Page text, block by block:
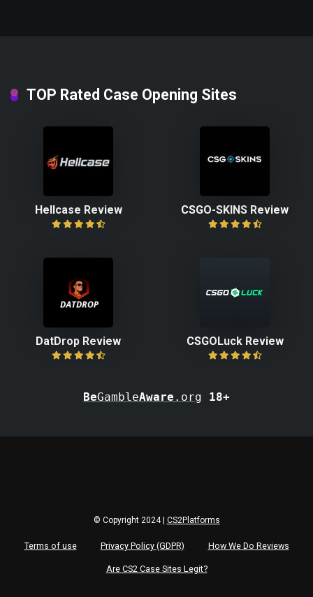
TOP Rated Case Opening Sites
Hellcase Review CSGO-SKINS Review
DatDrop Review CSGOLuck Review
BeGambleAware .org 18+
© Copyright 2024 | CS2Platforms
Terms of use Privacy Policy (GDPR) How We Do Reviews
Are CS2 Case Sites Legit?